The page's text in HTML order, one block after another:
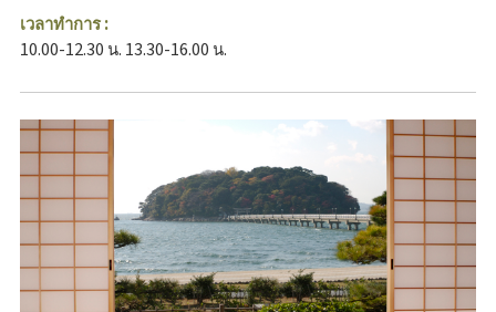
เวลาทำการ :
10.00-12.30 น. 13.30-16.00 น.